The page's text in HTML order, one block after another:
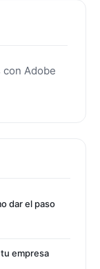
Adobe
dar el paso
empresa